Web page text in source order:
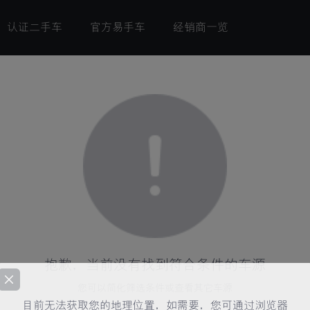
认证二手车 官方易手车 经销商一览
目前无法获取您的地理位置，如需要，您可通过浏览器
抱歉，当前没有找到符合条件的车源